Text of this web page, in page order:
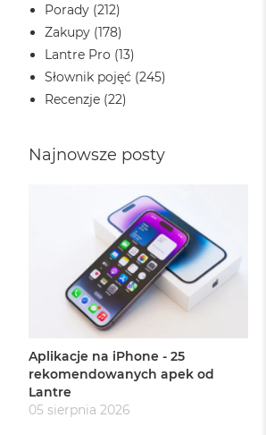
Porady (212)
Zakupy (178)
Lantre Pro (13)
Słownik pojęć (245)
Recenzje (22)
Najnowsze posty
Aplikacje na iPhone - 25
rekomendowanych apek od
Lantre
05 sierpnia 2026